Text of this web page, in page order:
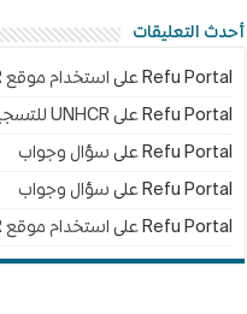
أحدث التعليقات
Refu Portal على استخدام موقع UNHCR
Refu Portal علىUNHCR للتسجيل
Refu Portal على سؤال وجواب
Refu Portal على سؤال وجواب
Refu Portal على استخدام موقع UNHCR